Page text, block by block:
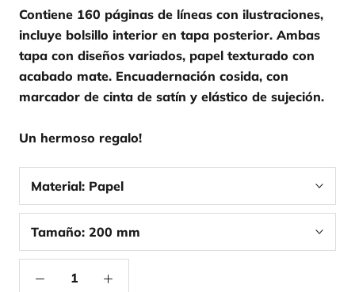
Contiene 160 páginas de líneas con ilustraciones,
incluye bolsillo interior en tapa posterior. Ambas
tapa con diseños variados, papel texturado con
acabado mate. Encuadernación cosida, con
marcador de cinta de satín y elástico de sujeción.
Un hermoso regalo!
Material: Papel
Tamaño: 200 mm